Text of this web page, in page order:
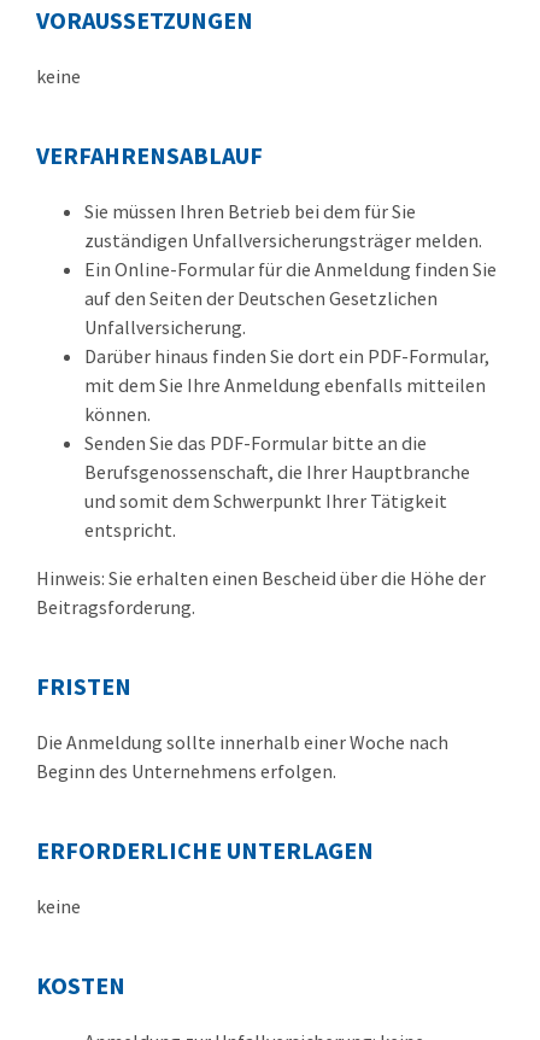
VORAUSSETZUNGEN
keine
VERFAHRENSABLAUF
Sie müssen Ihren Betrieb bei dem für Sie
zuständigen Unfallversicherungsträger melden.
Ein Online-Formular für die Anmeldung finden Sie
auf den Seiten der Deutschen Gesetzlichen
Unfallversicherung.
Darüber hinaus finden Sie dort ein PDF-Formular,
mit dem Sie Ihre Anmeldung ebenfalls mitteilen
können.
Senden Sie das PDF-Formular bitte an die
Berufsgenossenschaft, die Ihrer Hauptbranche
und somit dem Schwerpunkt Ihrer Tätigkeit
entspricht.
Hinweis: Sie erhalten einen Bescheid über die Höhe der
Beitragsforderung.
FRISTEN
Die Anmeldung sollte innerhalb einer Woche nach
Beginn des Unternehmens erfolgen.
ERFORDERLICHE UNTERLAGEN
keine
KOSTEN